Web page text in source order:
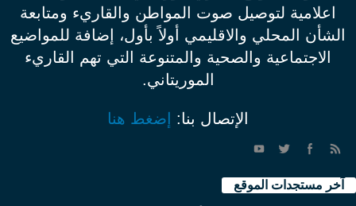
اعلامية لتوصيل صوت المواطن والقاريء ومتابعة
الشأن المحلي والاقليمي أولاً بأول، إضافة للمواضيع
الاجتماعية والصحية والمتنوعة التي تهم القاريء
الموريتاني.
الإتصال بنا: إضغط هنا
آخر مستجدات الموقع